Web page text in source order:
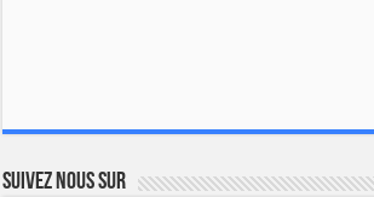
Suivez nous sur